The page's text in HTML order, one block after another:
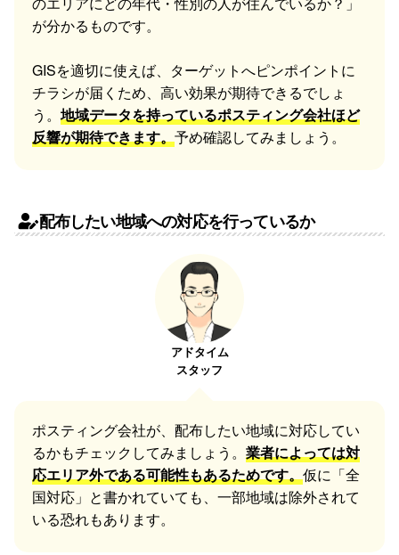
が分かるものです。
GISを適切に使えば、ターゲットへピンポイントに
チラシが届くため、高い効果が期待できるでしょ
う。 地域データを持っているポスティング会社ほど
反響が期待できます。 予め確認してみましょう。
配布したい地域への対応を行っているか
ポスティング会社が、配布したい地域に対応してい
るかもチェックしてみましょう。 業者によっては対
応エリア外である可能性もあるためです。仮に「全
国対応」と書かれていても、一部地域は除外されて
いる恐れもあります。
アドタイム
スタッフ